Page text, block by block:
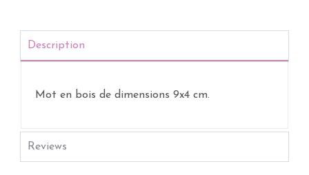
Description
Mot en bois de dimensions 9x4 cm.
Reviews